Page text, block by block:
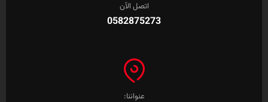
اتصل الآن
0582875273
عنواننا: